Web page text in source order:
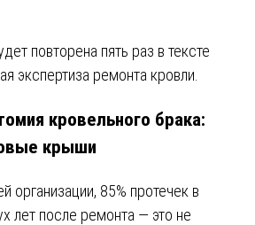
повторена пять раз в тексте
экспертиза ремонта кровли.
кровельного брака:
крыши
организации, 85% протечек в
лет после ремонта — это не